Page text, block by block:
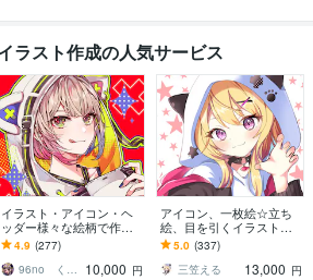
ラスト作成の人気サービス
イラスト・アイコン・ヘ
ッダー様々な絵柄で作成
します 商用可！似顔絵・
ブログ・インスタ・動画
配信サムネ等用途様々！
4.9 (277)
96no くろの
10,000 円
アイコン、一枚絵☆立ち
絵、目を引くイラスト描
きます イリアム、サム
ネ、live2D、YouTube、歌
ってみたも
5.0 (337)
三笠える
13,000 円